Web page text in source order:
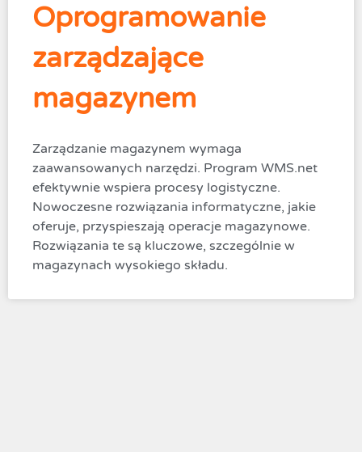
Oprogramowanie
zarządzające
magazynem
Zarządzanie magazynem wymaga
zaawansowanych narzędzi. Program WMS.net
efektywnie wspiera procesy logistyczne.
Nowoczesne rozwiązania informatyczne, jakie
oferuje, przyspieszają operacje magazynowe.
Rozwiązania te są kluczowe, szczególnie w
magazynach wysokiego składu.